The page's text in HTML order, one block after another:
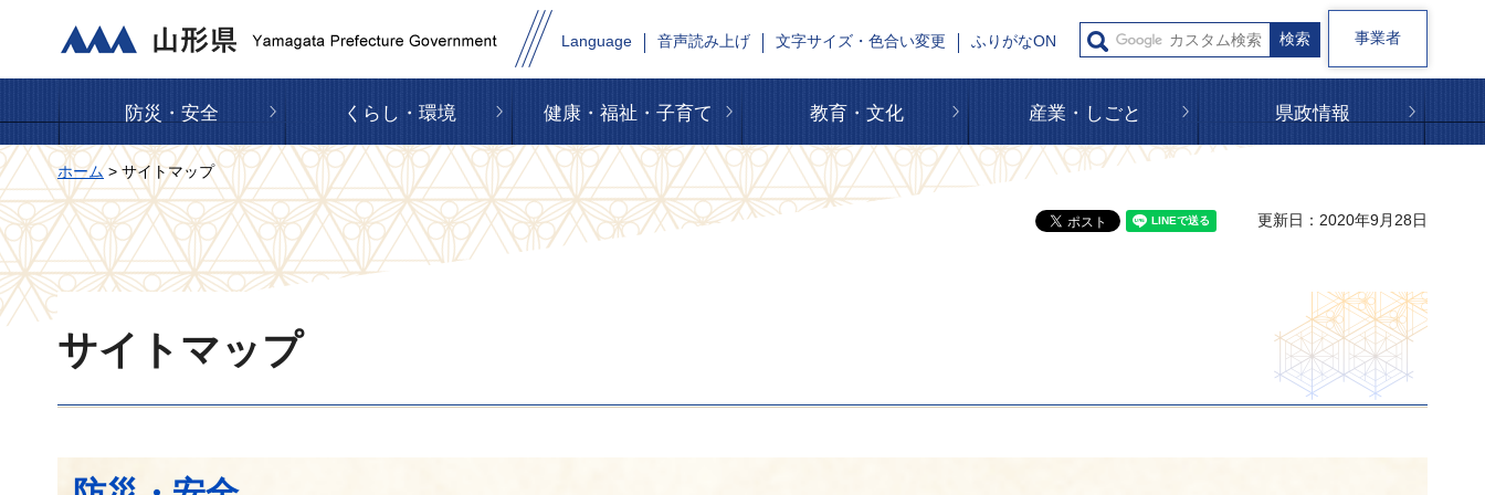
山形県 Language 音声読み上げ 文字サイズ・色合い変更 ふりがなON 事業者
防災・安全 くらし・環境 健康・福祉・子育て 教育・文化 産業・しごと 県政情報
ホーム> サイトマップ
更新日：2020年9月28日
サイトマップ